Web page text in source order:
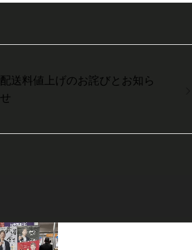
配送料値上げのお詫びとお知ら
せ